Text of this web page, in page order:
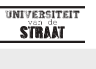
naar
inhoud